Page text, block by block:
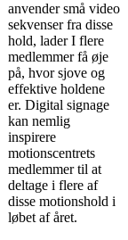
anvender små video
sekvenser fra disse
hold, lader I flere
medlemmer få øje
på, hvor sjove og
effektive holdene
er. Digital signage
kan nemlig
inspirere
motionscentrets
medlemmer til at
deltage i flere af
disse motionshold i
løbet af året.